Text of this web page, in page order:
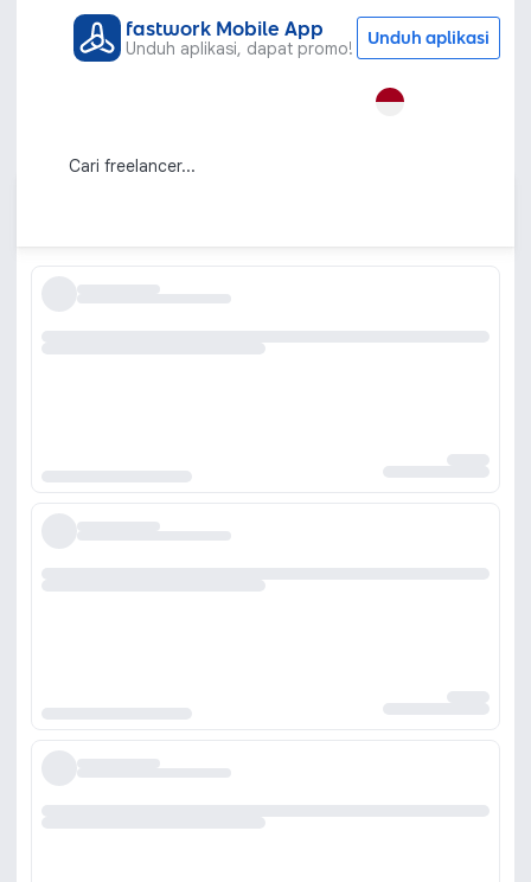
fastwork Mobile App
Unduh aplikasi, dapat promo! Unduh aplikasi
Mixing Mastering
untuk Kualitas Audio Maksimal